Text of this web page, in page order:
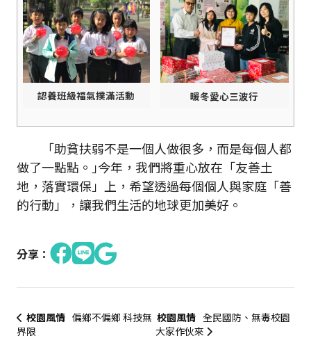
認養班級福氣撲滿活動 暖冬愛心三波行
「助貧扶弱不是一個人做很多，而是每個人都
做了一點點。｣今年，我們將重心放在「友善土
地，落實環保」上，希望透過每個個人與家庭「善
的行動」，讓我們生活的地球更加美好。
分享：
校園風情 偏鄉不偏鄉 科技無
界限
校園風情 全民國防、無毒校園
大家作伙來